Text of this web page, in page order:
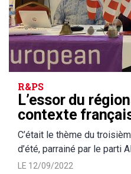
R&PS
L’essor du
contexte
C’était le thème du
d’été, parrainé par le parti
LE 12/09/2022